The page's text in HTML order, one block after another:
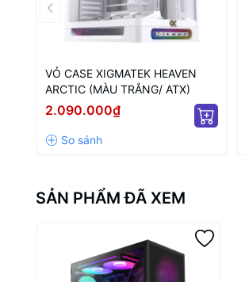
VỎ CASE XIGMATEK HEAVEN
ARCTIC (MÀU TRẮNG/ ATX)
2.090.000₫
SẢN PHẨM ĐÃ XEM